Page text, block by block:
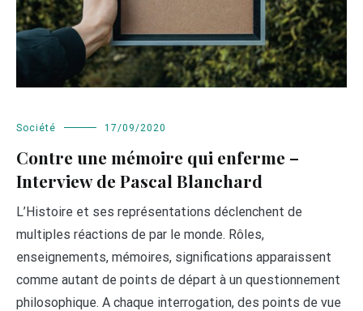
Société 17/09/2020
Contre une mémoire qui enferme –
Interview de Pascal Blanchard
L’Histoire et ses représentations déclenchent de
multiples réactions de par le monde. Rôles,
enseignements, mémoires, significations apparaissent
comme autant de points de départ à un questionnement
philosophique. A chaque interrogation, des points de vue